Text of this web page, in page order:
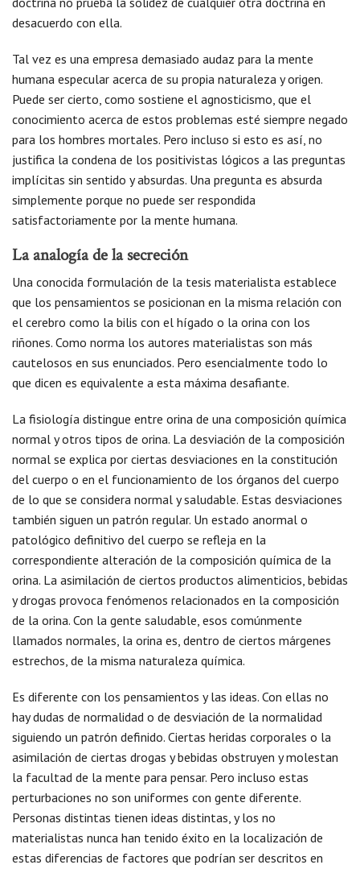
desacuerdo con ella.
Tal vez es una empresa demasiado audaz para la mente
humana especular acerca de su propia naturaleza y origen.
Puede ser cierto, como sostiene el agnosticismo, que el
conocimiento acerca de estos problemas esté siempre negado
para los hombres mortales. Pero incluso si esto es así, no
justifica la condena de los positivistas lógicos a las preguntas
implícitas sin sentido y absurdas. Una pregunta es absurda
simplemente porque no puede ser respondida
satisfactoriamente por la mente humana.
La analogía de la secreción
Una conocida formulación de la tesis materialista establece
que los pensamientos se posicionan en la misma relación con
el cerebro como la bilis con el hígado o la orina con los
riñones. Como norma los autores materialistas son más
cautelosos en sus enunciados. Pero esencialmente todo lo
que dicen es equivalente a esta máxima desafiante.
La fisiología distingue entre orina de una composición química
normal y otros tipos de orina. La desviación de la composición
normal se explica por ciertas desviaciones en la constitución
del cuerpo o en el funcionamiento de los órganos del cuerpo
de lo que se considera normal y saludable. Estas desviaciones
también siguen un patrón regular. Un estado anormal o
patológico definitivo del cuerpo se refleja en la
correspondiente alteración de la composición química de la
orina. La asimilación de ciertos productos alimenticios, bebidas
y drogas provoca fenómenos relacionados en la composición
de la orina. Con la gente saludable, esos comúnmente
llamados normales, la orina es, dentro de ciertos márgenes
estrechos, de la misma naturaleza química.
Es diferente con los pensamientos y las ideas. Con ellas no
hay dudas de normalidad o de desviación de la normalidad
siguiendo un patrón definido. Ciertas heridas corporales o la
asimilación de ciertas drogas y bebidas obstruyen y molestan
la facultad de la mente para pensar. Pero incluso estas
perturbaciones no son uniformes con gente diferente.
Personas distintas tienen ideas distintas, y los no
materialistas nunca han tenido éxito en la localización de
estas diferencias de factores que podrían ser descritos en